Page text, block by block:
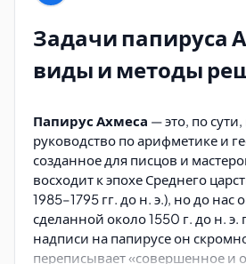
Задачи папируса
виды и методы
Папирус Ахмеса — это, по
руководство по арифметике и
созданное для писцов и
восходит к эпохе Среднего
1985–1795 гг. до н. э.), но до
сделанной около 1550 г. до н.
надписи на папирусе он
переписывает «совершенное и